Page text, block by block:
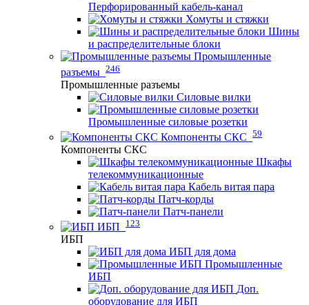
Перфорированный кабель-канал
Хомуты и стяжки
Шины
и распределительные блоки
Промышленные
разъемы 246
Промышленные разъемы
Силовые вилки
Промышленные силовые розетки
Компоненты СКС 59
Компоненты СКС
Шкафы
телекоммуникационные
Кабель витая пара
Патч-корды
Патч-панели
ИБП
123
ИБП
ИБП для дома
Промышленные
ИБП
Доп.
оборудование для ИБП